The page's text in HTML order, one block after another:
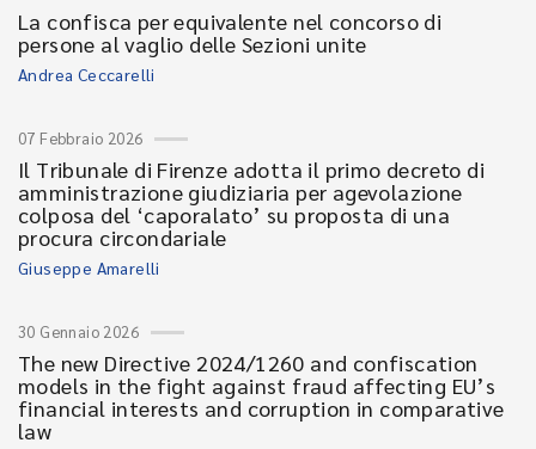
La confisca per equivalente nel concorso di
persone al vaglio delle Sezioni unite
Andrea Ceccarelli
07 Febbraio 2026
Il Tribunale di Firenze adotta il primo decreto di
amministrazione giudiziaria per agevolazione
colposa del ‘caporalato’ su proposta di una
procura circondariale
Giuseppe Amarelli
30 Gennaio 2026
The new Directive 2024/1260 and confiscation
models in the fight against fraud affecting EU’s
financial interests and corruption in comparative
law